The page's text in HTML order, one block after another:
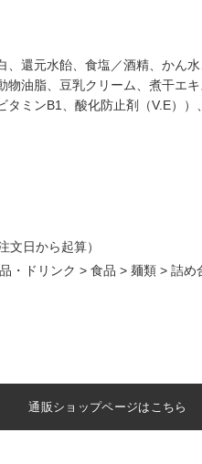
、還元水飴、食塩／酒精、かん
油脂、豆乳クリーム、煮干エ
ミンB1、酸化防止剤（V.E）
文日から起算）
・ドリンク > 食品 > 麺類 > 詰め
通販ショップページはこちら